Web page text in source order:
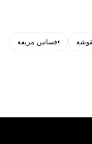
فساتين مربعة